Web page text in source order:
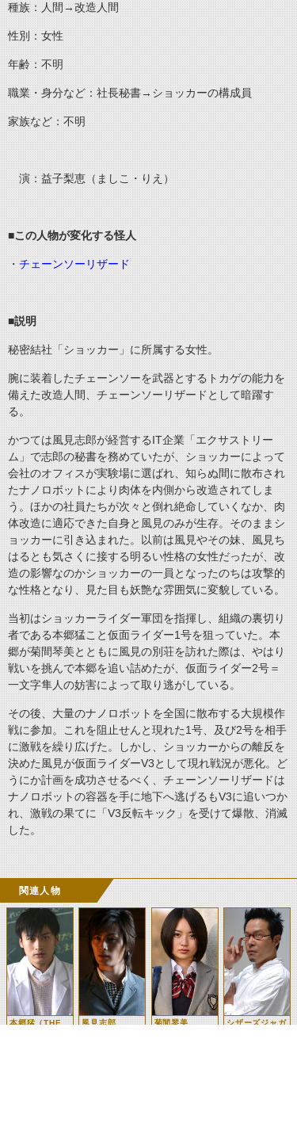
種族：人間→改造人間
性別：女性
年齢：不明
職業・身分など：社長秘書→ショッカーの構成員
家族など：不明
演：益子梨恵（ましこ・りえ）
■この人物が変化する怪人
・ チェーンソーリザード
■説明
秘密結社「ショッカー」に所属する女性。
腕に装着したチェーンソーを武器とするトカゲの能力を
備えた改造人間、チェーンソーリザードとして暗躍す
る。
かつては風見志郎が経営するIT企業「エクサストリー
ム」で志郎の秘書を務めていたが、ショッカーによって
会社のオフィスが実験場に選ばれ、知らぬ間に散布され
たナノロボットにより肉体を内側から改造されてしま
う。ほかの社員たちが次々と倒れ絶命していくなか、肉
体改造に適応できた自身と風見のみが生存。そのままシ
ョッカーに引き込まれた。以前は風見やその妹、風見ち
はるとも気さくに接する明るい性格の女性だったが、改
造の影響なのかショッカーの一員となったのちは攻撃的
な性格となり、見た目も妖艶な雰囲気に変貌している。
当初はショッカーライダー軍団を指揮し、組織の裏切り
者である本郷猛こと仮面ライダー1号を狙っていた。本
郷が菊間琴美とともに風見の別荘を訪れた際は、やはり
戦いを挑んで本郷を追い詰めたが、仮面ライダー2号＝
一文字隼人の妨害によって取り逃がしている。
その後、大量のナノロボットを全国に散布する大規模作
戦に参加。これを阻止せんと現れた1号、及び2号を相手
に激戦を繰り広げた。しかし、ショッカーからの離反を
決めた風見が仮面ライダーV3として現れ戦況が悪化。ど
うにか計画を成功させるべく、チェーンソーリザードは
ナノロボットの容器を手に地下へ逃げるもV3に追いつか
れ、激戦の果てに「V3反転キック」を受けて爆散、消滅
した。
関連人物
本郷猛（THE
風見志郎 菊間琴美
シザーズジャガ